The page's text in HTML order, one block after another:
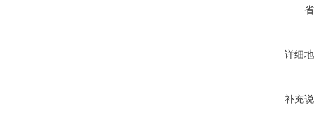
详细
补充